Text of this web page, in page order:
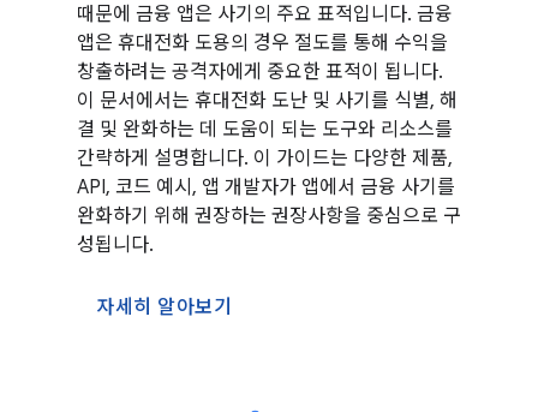
때문에 금융 앱은 사기의 주요 표적입니다. 금융
앱은 휴대전화 도용의 경우 절도를 통해 수익을
창출하려는 공격자에게 중요한 표적이 됩니다.
이 문서에서는 휴대전화 도난 및 사기를 식별, 해
결 및 완화하는 데 도움이 되는 도구와 리소스를
간략하게 설명합니다. 이 가이드는 다양한 제품,
API, 코드 예시, 앱 개발자가 앱에서 금융 사기를
완화하기 위해 권장하는 권장사항을 중심으로 구
성됩니다.
자세히 알아보기